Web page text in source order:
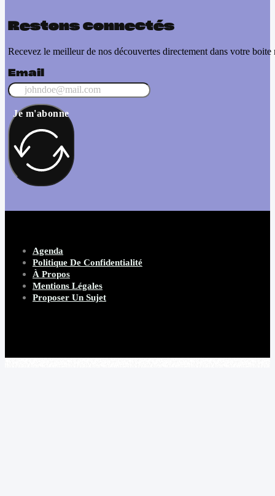
Restons connectés
Recevez le meilleur de nos découvertes directement dans votre boite
Email
Je m'abonne
Agenda
Politique De Confidentialité
À Propos
Mentions Légales
Proposer Un Sujet